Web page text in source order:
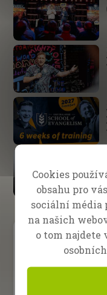
Cookies
obsahu pro
sociální média
na našich
o tom najdete